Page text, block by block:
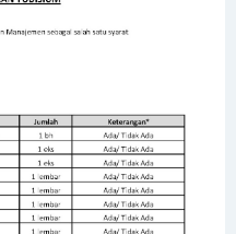
Genap 2024/2025
SRIWIJAYA PERIODE 176
Mahasiswa yang